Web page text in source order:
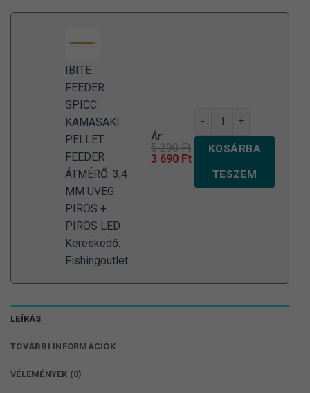
IBITE
FEEDER
SPICC
KAMASAKI
PELLET
FEEDER
ÁTMÉRŐ: 3,4
MM ÜVEG
PIROS +
PIROS LED
Kereskedő:
Fishingoutlet
Ár:
5 290Ft
Original
3 690 FtCurrent
price
3
Ibite Feeder Spicc -
KOSÁRBA
TESZEM
LEÍRÁS
TOVÁBBI INFORMÁCIÓK
VÉLEMÉNYEK (0)